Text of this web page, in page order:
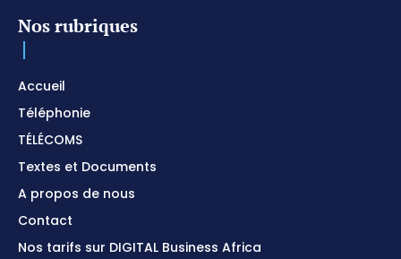
Nos rubriques
Accueil
Téléphonie
TÉLÉCOMS
Textes et Documents
A propos de nous
Contact
Nos tarifs sur DIGITAL Business Africa